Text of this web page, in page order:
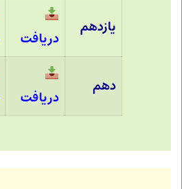
یازدهم
دریافت
دهم
دریافت